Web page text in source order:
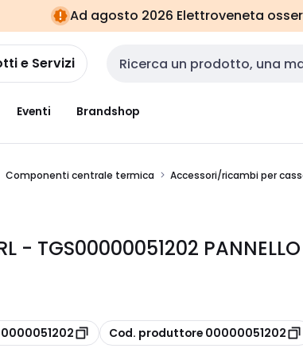
Ad agosto 2026 Elettroveneta
e Servizi Cerca input
Eventi Brandshop
Componenti centrale termica Accessori/ricambi per
- TGS00000051202 PANNELLO
copia
Cod. produttore 00000051202